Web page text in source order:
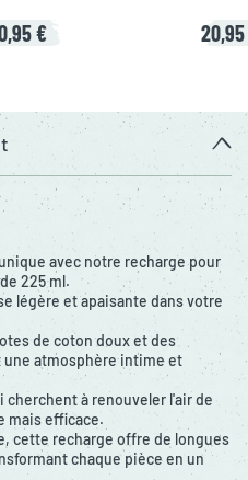
€
avec notre recharge pour
225 ml.
légère et apaisante dans votre
de coton doux et des
atmosphère intime et
à renouveler l'air de
mais efficace.
cette recharge offre de longues
chaque pièce en un